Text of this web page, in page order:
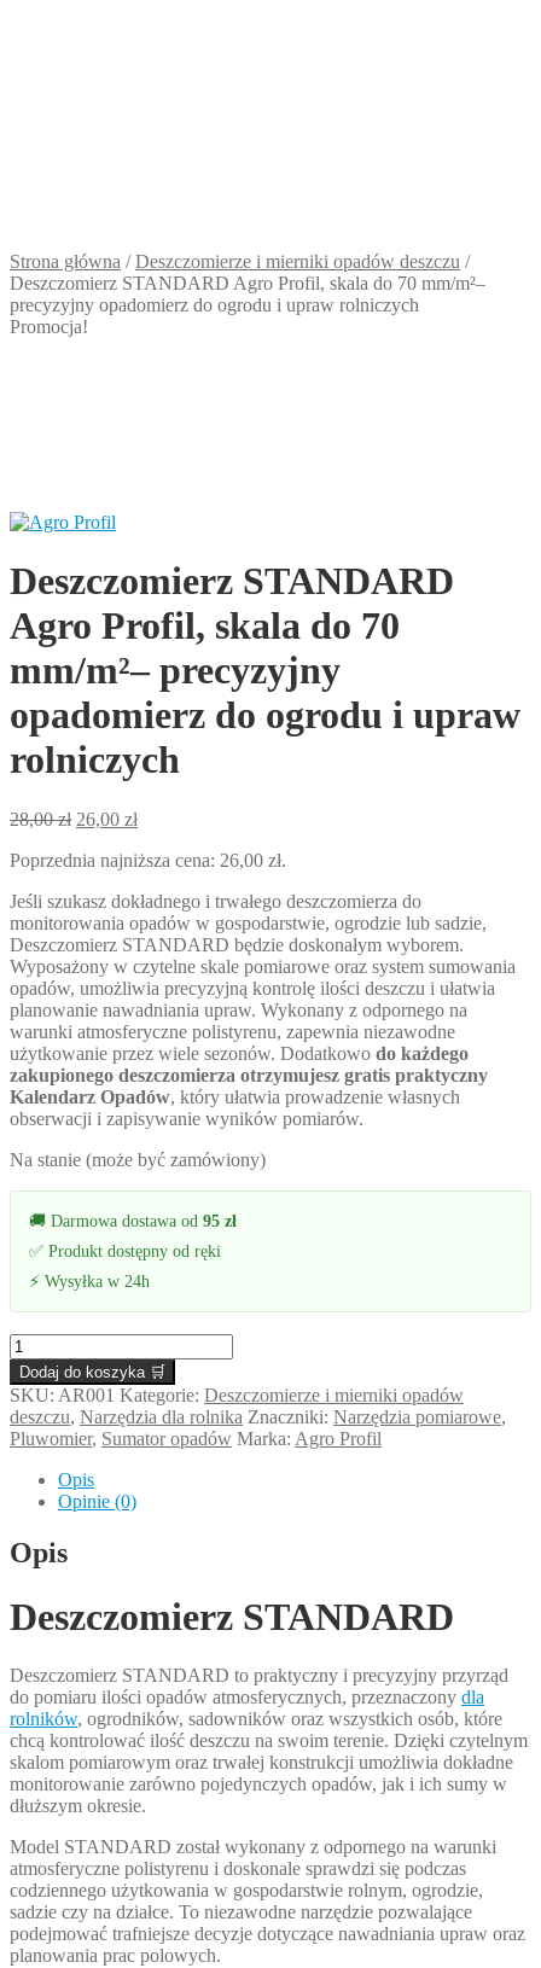
Strona główna /Deszczomierze i mierniki opadów deszczu /
Deszczomierz STANDARD Agro Profil, skala do 70 mm/m²–
precyzyjny opadomierz do ogrodu i upraw rolniczych
Promocja!
Deszczomierz STANDARD
Agro Profil, skala do 70
mm/m²– precyzyjny
opadomierz do ogrodu i upraw
rolniczych
28,00zł Pierwotna
wynosiła:
26,00 złAktualna
wynosi:
Poprzednia najniższa cena: 26,00 zł.
Jeśli szukasz dokładnego i trwałego deszczomierza do
monitorowania opadów w gospodarstwie, ogrodzie lub sadzie,
Deszczomierz STANDARD będzie doskonałym wyborem.
Wyposażony w czytelne skale pomiarowe oraz system sumowania
opadów, umożliwia precyzyjną kontrolę ilości deszczu i ułatwia
planowanie nawadniania upraw. Wykonany z odpornego na
warunki atmosferyczne polistyrenu, zapewnia niezawodne
użytkowanie przez wiele sezonów. Dodatkowo do każdego
zakupionego deszczomierza otrzymujesz gratis praktyczny
Kalendarz Opadów, który ułatwia prowadzenie własnych
obserwacji i zapisywanie wyników pomiarów.
Na stanie (może być zamówiony)
🚚 Darmowa dostawa od 95 zł
✅ Produkt dostępny od ręki
⚡ Wysyłka w 24h
ilość
Deszczomierz
STANDARD
Agro
Profil,
skala
mm/m²–
precyzyjny
opadomierz
ogrodu
i
rolniczych
Dodaj do koszyka 🛒
SKU: AR001 Kategorie: Deszczomierze i mierniki opadów
deszczu, Narzędzia dla rolnika Znaczniki: Narzędzia pomiarowe,
Pluwomier, Sumator opadów Marka: Agro Profil
Opis
Opinie (0)
Opis
Deszczomierz STANDARD
Deszczomierz STANDARD to praktyczny i precyzyjny przyrząd
do pomiaru ilości opadów atmosferycznych, przeznaczony dla
rolników, ogrodników, sadowników oraz wszystkich osób, które
chcą kontrolować ilość deszczu na swoim terenie. Dzięki czytelnym
skalom pomiarowym oraz trwałej konstrukcji umożliwia dokładne
monitorowanie zarówno pojedynczych opadów, jak i ich sumy w
dłuższym okresie.
Model STANDARD został wykonany z odpornego na warunki
atmosferyczne polistyrenu i doskonale sprawdzi się podczas
codziennego użytkowania w gospodarstwie rolnym, ogrodzie,
sadzie czy na działce. To niezawodne narzędzie pozwalające
podejmować trafniejsze decyzje dotyczące nawadniania upraw oraz
planowania prac polowych.